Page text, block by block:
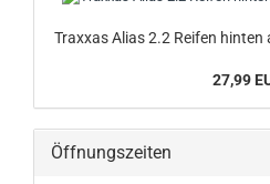
Traxxas Alias 2.2 Reifen
27,99
Öffnungszeiten